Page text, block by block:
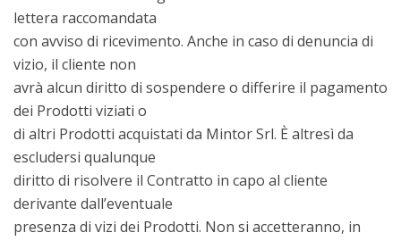
lettera raccomandata
con avviso di ricevimento. Anche in caso di denuncia di
vizio, il cliente non
avrà alcun diritto di sospendere o differire il pagamento
dei Prodotti viziati o
di altri Prodotti acquistati da Mintor Srl. È altresì da
escludersi qualunque
diritto di risolvere il Contratto in capo al cliente
derivante dall’eventuale
presenza di vizi dei Prodotti. Non si accetteranno, in